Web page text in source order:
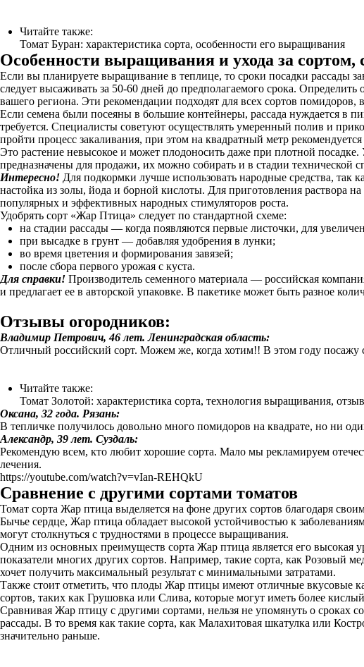
Читайте также:
Томат Буран: характеристика сорта, особенности его выращивания
Особенности выращивания и ухода за сортом,
Если вы планируете выращивание в теплице, то сроки посадки рассады
следует высаживать за 50-60 дней до предполагаемого срока.
вашего региона. Эти рекомендации подходят для всех сортов
Если семена были посеяны в большие контейнеры, рассада нуждается в
требуется. Специалисты советуют осуществлять умеренный полив и
пройти процесс закаливания, при этом на квадратный метр рекомендуется
Это растение невысокое и может плодоносить даже при плотной
предназначены для продажи, их можно собирать и в стадии технической
Интересно! Для подкормки лучше использовать народные средства, так
настойка из золы, йода и борной кислоты. Для приготовления раствора
популярных и эффективных народных стимуляторов роста.
Удобрять сорт «Жар Птица» следует по стандартной схеме:
на стадии рассады — когда появляются первые листочки, для
при высадке в грунт — добавляя удобрения в лунки;
во время цветения и формирования завязей;
после сбора первого урожая с куста.
Для справки! Производитель семенного материала — российская
и предлагает ее в авторской упаковке. В пакетике может быть разное
Отзывы огородников:
Владимир Петрович, 46 лет. Ленинградская область:
Отличный российский сорт. Можем же, когда хотим!! В этом году посажу
Читайте также:
Томат Золотой: характеристика сорта, технология выращивания,
Оксана, 32 года. Рязань:
В тепличке получилось довольно много помидоров на квадрате, но ни
Александр, 39 лет. Суздаль:
Рекомендую всем, кто любит хорошие сорта. Мало мы рекламируем
лечения.
https://youtube.com/watch?v=vIan-REHQkU
Сравнение с другими сортами томатов
Томат сорта Жар птица выделяется на фоне других сортов благодаря
Бычье сердце, Жар птица обладает высокой устойчивостью к
могут столкнуться с трудностями в процессе выращивания.
Одним из основных преимуществ сорта Жар птица является его высокая
показатели многих других сортов. Например, такие сорта, как Розовый
хочет получить максимальный результат с минимальными затратами.
Также стоит отметить, что плоды Жар птицы имеют отличные вкусовые
сортов, таких как Грушовка или Слива, которые могут иметь более
Сравнивая Жар птицу с другими сортами, нельзя не упомянуть о сроках
рассады. В то время как такие сорта, как Малахитовая шкатулка или
значительно раньше.